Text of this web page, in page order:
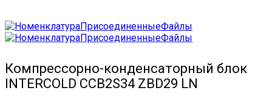
Компрессорно-конденсаторный блок
INTERCOLD CCB2S34 ZBD29 LN